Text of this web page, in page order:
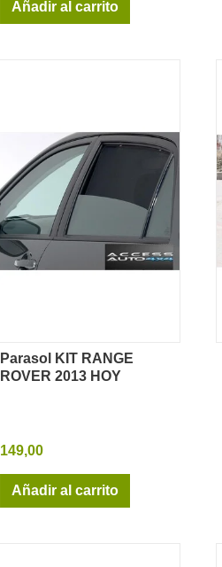
Añadir al carrito
Vista rápida
Parasol KIT RANGE
ROVER 2013 HOY
149,00
Añadir al carrito